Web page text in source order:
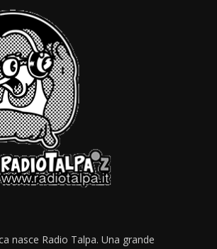
nasce Radio Talpa. Una grande